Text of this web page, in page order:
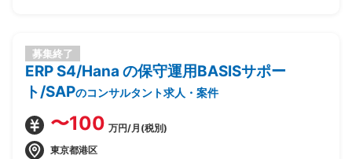
募集終了
ERP S4/Hana の保守運用BASISサポー
ト/SAPのコンサルタント求人・案件
〜100 万円/月(税別)
東京都港区